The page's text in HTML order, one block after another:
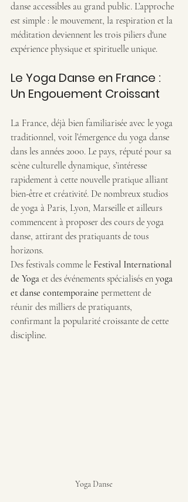
danse accessibles au grand public. L’approche
est simple : le mouvement, la respiration et la
méditation deviennent les trois piliers d'une
expérience physique et spirituelle unique.
Le Yoga Danse en France :
Un Engouement Croissant
La France, déjà bien familiarisée avec le yoga
traditionnel, voit l’émergence du yoga danse
dans les années 2000. Le pays, réputé pour sa
scène culturelle dynamique, s’intéresse
rapidement à cette nouvelle pratique alliant
bien-être et créativité. De nombreux studios
de yoga à Paris, Lyon, Marseille et ailleurs
commencent à proposer des cours de yoga
danse, attirant des pratiquants de tous
horizons.
Des festivals comme le Festival International
de Yoga et des événements spécialisés en yoga
et danse contemporaine permettent de
réunir des milliers de pratiquants,
confirmant la popularité croissante de cette
discipline.
Yoga Danse